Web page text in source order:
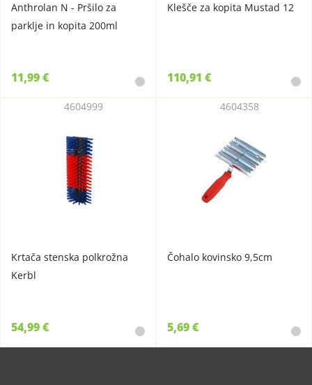
Anthrolan N - Pršilo za
parklje in kopita 200ml
11,99 €
Klešče za kopita Mustad 12
110,91 €
Krtača stenska polkrožna
Kerbl
4604999
54,99 €
Čohalo kovinsko 9,5cm
4604358
5,69 €